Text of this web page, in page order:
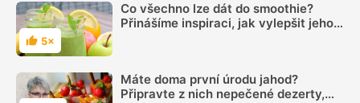
Hodnocení
5×
Co všechno lze dát do smoothie?
Přinášíme inspiraci, jak vylepšit jeho
Máte doma první úrodu jahod?
Připravte z nich nepečené dezerty,